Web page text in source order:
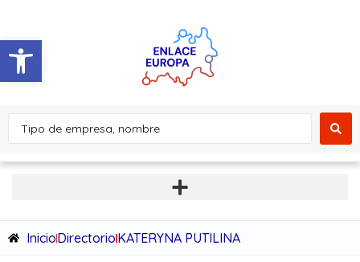
Abrir barra de herramientas
InicioDirectorioKATERYNA PUTILINA